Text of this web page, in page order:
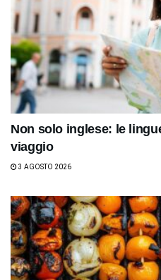
Non solo inglese: le
viaggio
3 AGOSTO 2026